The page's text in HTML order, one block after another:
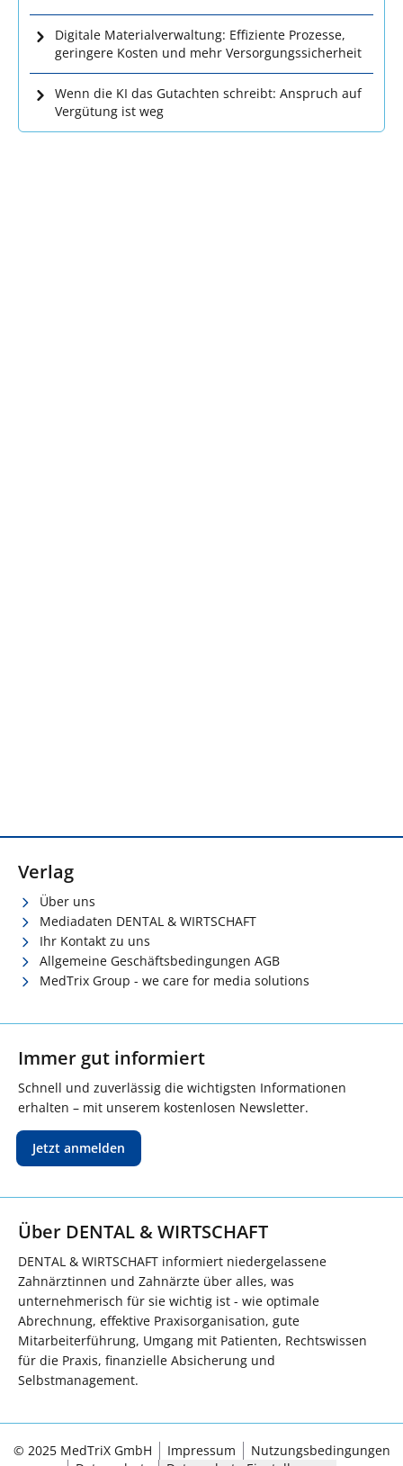
Digitale Materialverwaltung: Effiziente Prozesse,
geringere Kosten und mehr Versorgungssicherheit
Wenn die KI das Gutachten schreibt: Anspruch auf
Vergütung ist weg
Verlag
Über uns
Mediadaten DENTAL & WIRTSCHAFT
Ihr Kontakt zu uns
Allgemeine Geschäftsbedingungen AGB
MedTrix Group - we care for media solutions
Immer gut informiert
Schnell und zuverlässig die wichtigsten Informationen
erhalten – mit unserem kostenlosen Newsletter.
Jetzt anmelden
Über DENTAL & WIRTSCHAFT
DENTAL & WIRTSCHAFT informiert niedergelassene
Zahnärztinnen und Zahnärzte über alles, was
unternehmerisch für sie wichtig ist - wie optimale
Abrechnung, effektive Praxisorganisation, gute
Mitarbeiterführung, Umgang mit Patienten, Rechtswissen
für die Praxis, finanzielle Absicherung und
Selbstmanagement.
© 2025 MedTriX GmbH Impressum
Nutzungsbedingungen